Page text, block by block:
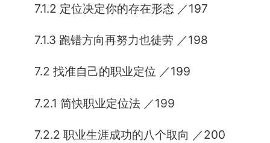
7.1.2 定位决定你的存在形态 ／197
7.1.3 跑错方向再努力也徒劳 ／198
7.2 找准自己的职业定位 ／199
7.2.1 简快职业定位法 ／199
7.2.2 职业生涯成功的八个取向 ／200